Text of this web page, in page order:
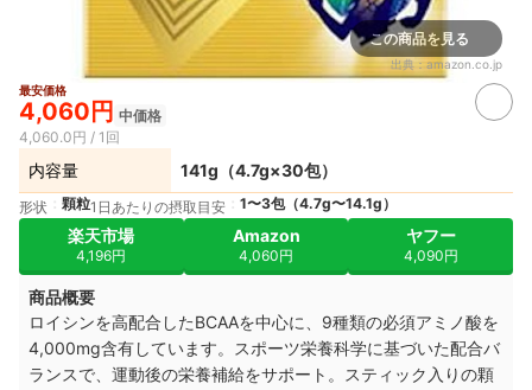
この商品を見る
出典： amazon.co.jp
最安価格
4,060円 中価格
4,060.0円 / 1回
内容量 141g（4.7g×30包）
形状 顆粒1日あたりの摂取目安 1〜3包（4.7g〜14.1g）
楽天市場
4,196円
Amazon
4,060円
ヤフー
4,090円
商品概要
ロイシンを高配合したBCAAを中心に、9種類の必須アミノ酸を
4,000mg含有しています。スポーツ栄養科学に基づいた配合バ
ランスで、運動後の栄養補給をサポート。スティック入りの顆